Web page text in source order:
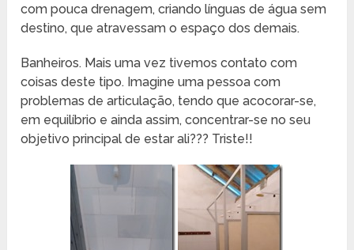
com pouca drenagem, criando línguas de água sem
destino, que atravessam o espaço dos demais.
Banheiros. Mais uma vez tivemos contato com
coisas deste tipo. Imagine uma pessoa com
problemas de articulação, tendo que acocorar-se,
em equilíbrio e ainda assim, concentrar-se no seu
objetivo principal de estar ali??? Triste!!